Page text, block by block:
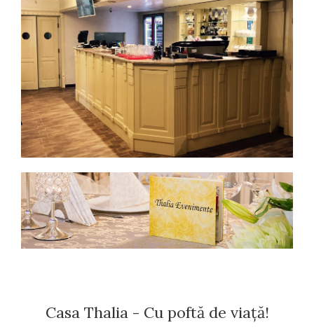
Casa Thalia - Cu poftă de viață!